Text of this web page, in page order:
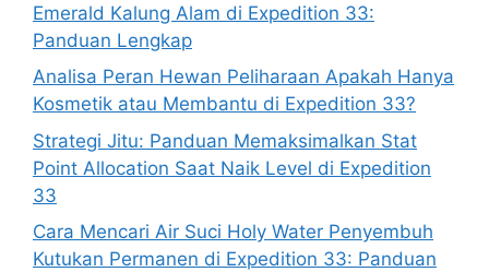
Emerald Kalung Alam di Expedition 33:
Panduan Lengkap
Analisa Peran Hewan Peliharaan Apakah Hanya
Kosmetik atau Membantu di Expedition 33?
Strategi Jitu: Panduan Memaksimalkan Stat
Point Allocation Saat Naik Level di Expedition
33
Cara Mencari Air Suci Holy Water Penyembuh
Kutukan Permanen di Expedition 33: Panduan